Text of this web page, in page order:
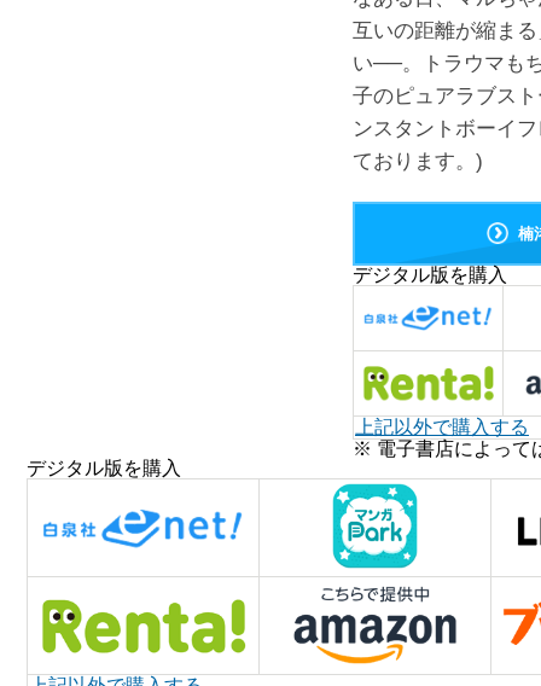
互いの距離が縮ま
い──。トラウマも
子のピュアラブス
ンスタントボーイ
ております。)
楠
デジタル版を購入
上記以外で購入する
※ 電子書店によって
デジタル版を購入